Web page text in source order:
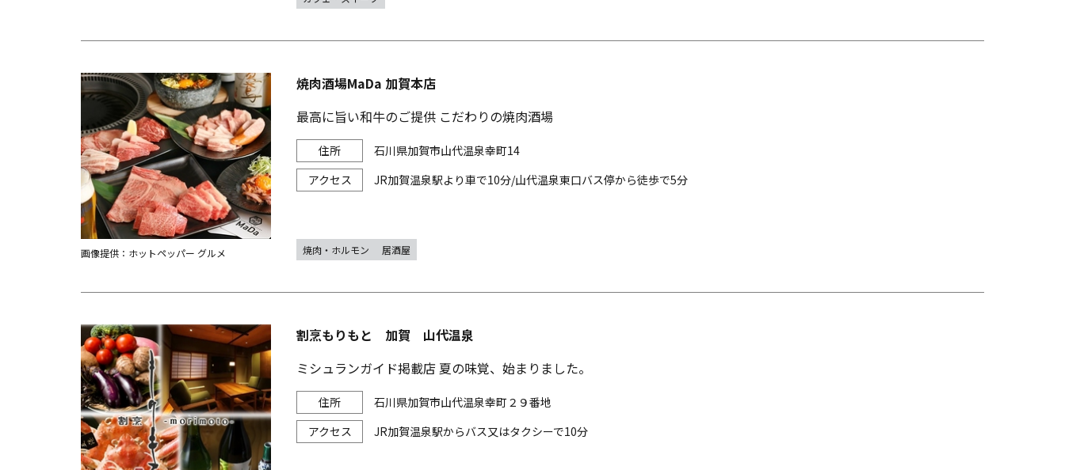
焼肉酒場MaDa 加賀本店
最高に旨い和牛のご提供 こだわりの焼肉酒場
石川県加賀市山代温泉幸町14
JR加賀温泉駅より車で10分/山代温泉東口バス停から徒歩で5分
画像提供：ホットペッパー グルメ 焼肉・ホルモン 居酒屋
割烹もりもと 加賀 山代温泉
ミシュランガイド掲載店 夏の味覚、始まりました。
石川県加賀市山代温泉幸町２９番地
JR加賀温泉駅からバス又はタクシーで10分